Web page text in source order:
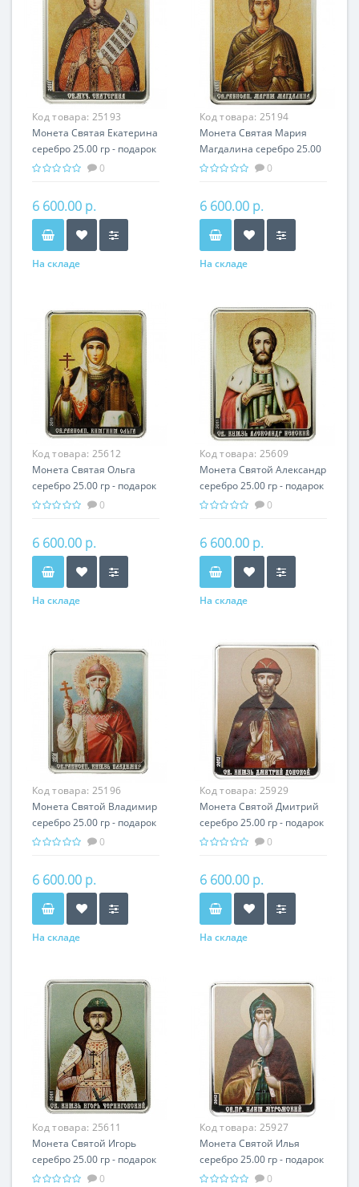
Код товара: 25193
Монета Святая Екатерина
серебро 25.00 гр - подарок
икона имени0
6 600.00 р.
На складе
Код товара: 25194
Монета Святая Мария
Магдалина серебро 25.00
гр - подарок икона имени
0
6 600.00 р.
На складе
Код товара: 25612
Монета Святая Ольга
серебро 25.00 гр - подарок
икона имени0
6 600.00 р.
На складе
Код товара: 25609
Монета Святой Александр
серебро 25.00 гр - подарок
икона имени0
6 600.00 р.
На складе
Код товара: 25196
Монета Святой Владимир
серебро 25.00 гр - подарок
икона имени0
6 600.00 р.
На складе
Код товара: 25929
Монета Святой Дмитрий
серебро 25.00 гр - подарок
икона имени0
6 600.00 р.
На складе
Код товара: 25611
Монета Святой Игорь
серебро 25.00 гр - подарок
икона имени0
Код товара: 25927
Монета Святой Илья
серебро 25.00 гр - подарок
икона имени0